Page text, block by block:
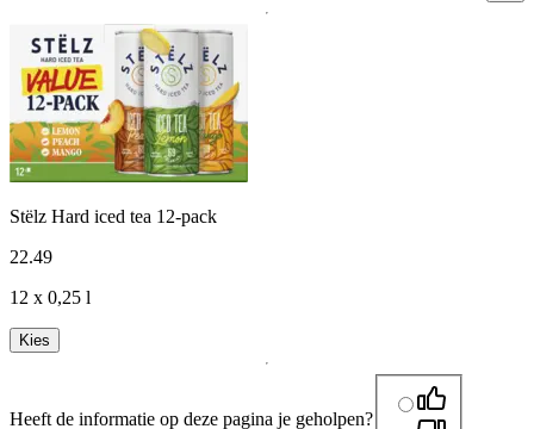
Stëlz Hard iced tea 12-pack
22.49
12 x 0,25 l
Kies
Heeft de informatie op deze pagina je geholpen?